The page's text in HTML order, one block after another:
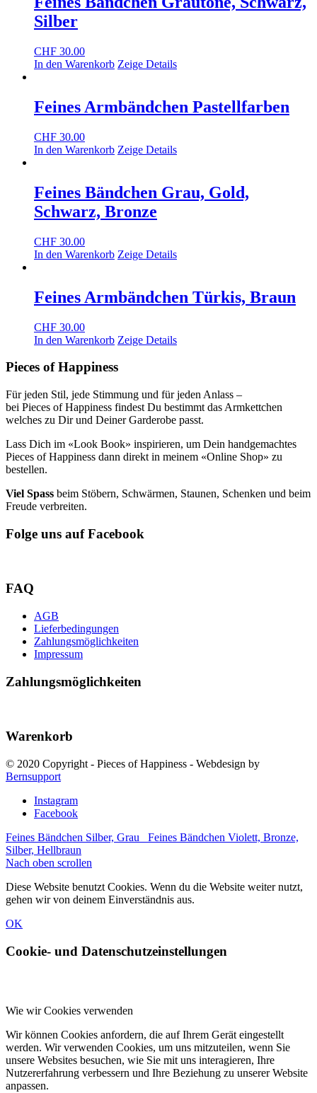
Silber
CHF 30.00
In den Warenkorb Zeige Details
Feines Armbändchen Pastellfarben
CHF 30.00
In den Warenkorb Zeige Details
Feines Bändchen Grau, Gold,
Schwarz, Bronze
CHF 30.00
In den Warenkorb Zeige Details
Feines Armbändchen Türkis, Braun
CHF 30.00
In den Warenkorb Zeige Details
Pieces of Happiness
Für jeden Stil, jede Stimmung und für jeden Anlass –
bei Pieces of Happiness findest Du bestimmt das Armkettchen
welches zu Dir und Deiner Garderobe passt.
Lass Dich im «Look Book» inspirieren, um Dein handgemachtes
Pieces of Happiness dann direkt in meinem «Online Shop» zu
bestellen.
Viel Spass beim Stöbern, Schwärmen, Staunen, Schenken und beim
Freude verbreiten.
Folge uns auf Facebook
FAQ
AGB
Lieferbedingungen
Zahlungsmöglichkeiten
Impressum
Zahlungsmöglichkeiten
Warenkorb
© 2020 Copyright - Pieces of Happiness - Webdesign by
Bernsupport
Instagram
Facebook
Feines Bändchen Silber, Grau
Feines Bändchen Violett, Bronze,
Silber, Hellbraun
Nach oben scrollen
Diese Website benutzt Cookies. Wenn du die Website weiter nutzt,
gehen wir von deinem Einverständnis aus.
OK
Cookie- und Datenschutzeinstellungen
Wie wir Cookies verwenden
Wir können Cookies anfordern, die auf Ihrem Gerät eingestellt
werden. Wir verwenden Cookies, um uns mitzuteilen, wenn Sie
unsere Websites besuchen, wie Sie mit uns interagieren, Ihre
Nutzererfahrung verbessern und Ihre Beziehung zu unserer Website
anpassen.